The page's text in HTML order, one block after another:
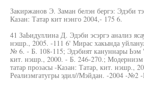
Закиржанов Э. Заман белэн бергэ: Эдэби
Казан: Татар кит нэнго 2004,- 175 6.
41 ЗаЬидуллина Д. Эдэби эсэргэ анализ
нэшр., 2005. -111 6' Мирас хакында
№ 6. - Б. 108-115; Эдэбият кануннары Ьэм
кит. нэшр., 2000. - Б. 246-270.;
татар прозасы -Казан: Татар, кит. нэшр.,
Реализмгатугры эдил//Мэйдан. -2004 -№2